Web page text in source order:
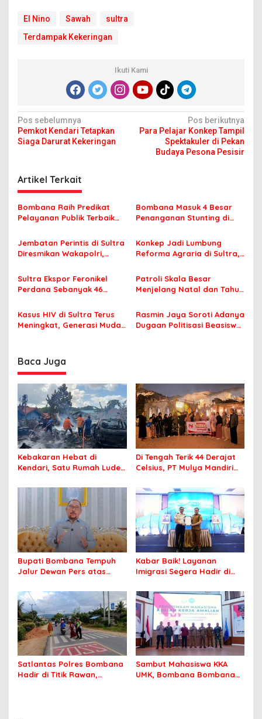
El Nino Sawah
sultra
Terdampak Kekeringan
Ikuti Kami
N
a
i
g
a
s
i
p
s
Pos sebelumnya
Pemkot Kendari Tetapkan
Siaga Darurat Kekeringan
Pos berikutnya
Para Pelajar Konkep Tampil
Spektakuler di Pekan
Budaya Pesona Pesisir
Artikel Terkait
Bombana Raih Predikat
Pelayanan Publik Terbaik
Bombana Masuk 4 Besar
Penanganan Stunting di
Sektor Kesehatan
Jembatan Perintis di Sultra
Diresmikan Wakapolri,
Konkep Jadi Lumbung
Reforma Agraria di Sultra,
Dibagikan Gratis
Sultra Ekspor Feronikel
Perdana Sebanyak 46
Patroli Skala Besar
Menjelang Natal dan Tahun
Kasus HIV di Sultra Terus
Meningkat, Generasi Muda
Rasmin Jaya Soroti Adanya
Dugaan Politisasi Beasiswa
Baca Juga
Kebakaran Hebat di
Kendari, Satu Rumah Ludes
Di Tengah Terik 44 Derajat
Celsius, PT Mulya Mandiri
Jamaah Tetap Sehat dan
Nyaman Beribadah
Bupati Bombana Tempuh
Jalur Dewan Pers atas
Korupsi Jembatan Cirauci II
Kabar Baik! Layanan
Imigrasi Segera Hadir di
Perlu Lagi ke Kendari
Satlantas Polres Bombana
Hadir di Titik Rawan,
Sambut Mahasiswa KKA
UMK, Bombana Bombana